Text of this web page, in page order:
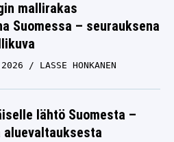
mallirakas
Suomessa – seurauksena
LASSE HONKANEN
lähtö Suomesta –
aluevaltauksesta